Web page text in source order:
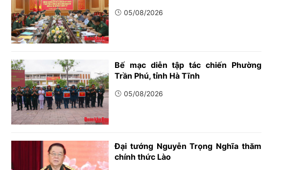
05/08/2026
Bế mạc diễn tập tác chiến Phường
Trần Phú, tỉnh Hà Tĩnh
05/08/2026
Đại tướng Nguyễn Trọng Nghĩa thăm
chính thức Lào